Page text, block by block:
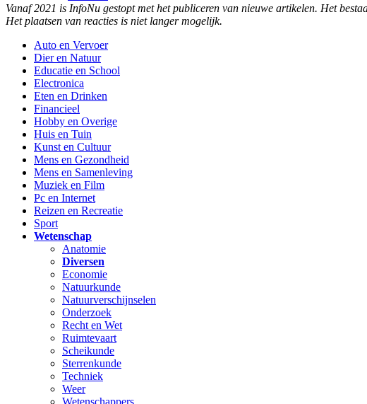
Vanaf 2021 is InfoNu gestopt met het publiceren van nieuwe artikelen. Het
Het plaatsen van reacties is niet langer mogelijk.
Auto en Vervoer
Dier en Natuur
Educatie en School
Electronica
Eten en Drinken
Financieel
Hobby en Overige
Huis en Tuin
Kunst en Cultuur
Mens en Gezondheid
Mens en Samenleving
Muziek en Film
Pc en Internet
Reizen en Recreatie
Sport
Wetenschap
Anatomie
Diversen
Economie
Natuurkunde
Natuurverschijnselen
Onderzoek
Recht en Wet
Ruimtevaart
Scheikunde
Sterrenkunde
Techniek
Weer